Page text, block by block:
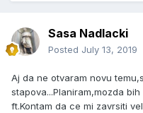
Sasa Nadlacki
Posted July 13, 2019
Aj da ne otvaram novu
stapova...Planiram,mozda
ft.Kontam da ce mi zavrsiti